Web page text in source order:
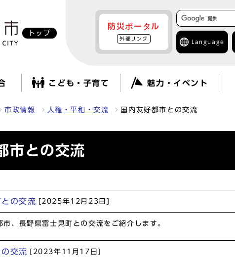
トップ
防災ポータル
外部リンク
Language
こども・子育て 魅力・イベント
市政情報 人権・平和・交流 国内友好都市との交流
市との交流
の交流 [2025年12月23日]
市、長野県富士見町との交流をご紹介します。
交流 [2023年11月17日]